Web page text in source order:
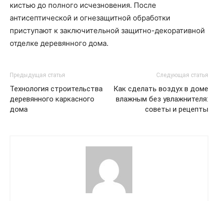
кистью до полного исчезновения. После
антисептической и огнезащитной обработки
приступают к заключительной защитно-декоративной
отделке деревянного дома.
Предыдущая статья
Технология строительства
деревянного каркасного
дома
Следующая статья
Как сделать воздух в доме
влажным без увлажнителя:
советы и рецепты